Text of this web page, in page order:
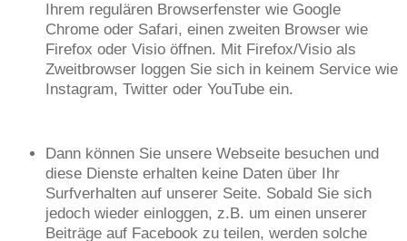
Ihrem regulären Browserfenster wie Google
Chrome oder Safari, einen zweiten Browser wie
Firefox oder Visio öffnen. Mit Firefox/Visio als
Zweitbrowser loggen Sie sich in keinem Service wie
Instagram, Twitter oder YouTube ein.
Dann können Sie unsere Webseite besuchen und
diese Dienste erhalten keine Daten über Ihr
Surfverhalten auf unserer Seite. Sobald Sie sich
jedoch wieder einloggen, z.B. um einen unserer
Beiträge auf Facebook zu teilen, werden solche